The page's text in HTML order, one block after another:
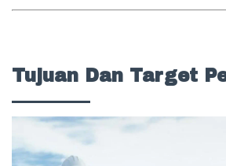
Tujuan Dan Target